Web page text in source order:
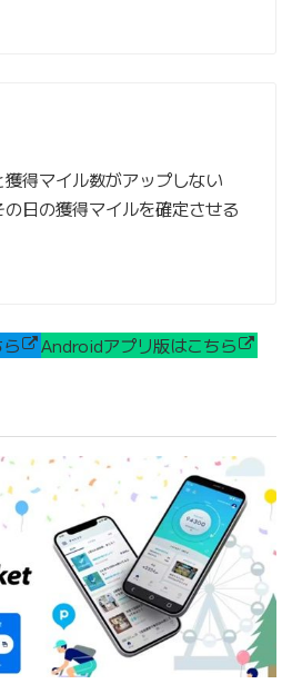
得マイル数がアップしない
日の獲得マイルを確定させる
Androidアプリ版はこちら